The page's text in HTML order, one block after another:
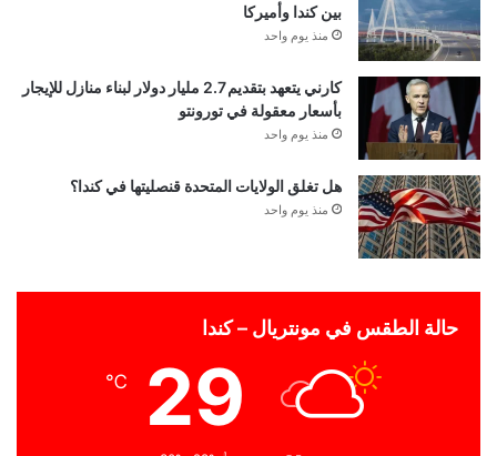
بين كندا وأميركا
منذ يوم واحد
كارني يتعهد بتقديم 2.7 مليار دولار لبناء منازل للإيجار
بأسعار معقولة في تورونتو
منذ يوم واحد
هل تغلق الولايات المتحدة قنصليتها في كندا؟
منذ يوم واحد
حالة الطقس في مونتريال – كندا
29
℃